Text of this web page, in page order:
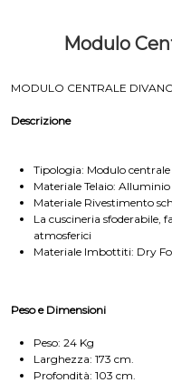
Modulo
MODULO CENTRALE
Descrizione
Tipologia: Modulo
Materiale Telaio:
Materiale Rivestimento
La cuscineria sfoderabile,
atmosferici
Materiale Imbottiti: Dry
Peso e Dimensioni
Peso: 24 Kg
Larghezza: 173 cm.
Profondità: 103 cm.